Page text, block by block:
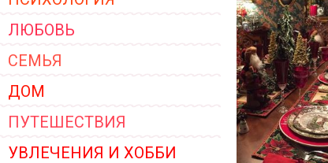
ЖЕНСКОЙ ОДЕЖДЫ 2026
ЛЮБОВЬ
СЕМЬЯ
ДОМ
ПУТЕШЕСТВИЯ
УВЛЕЧЕНИЯ И ХОББИ